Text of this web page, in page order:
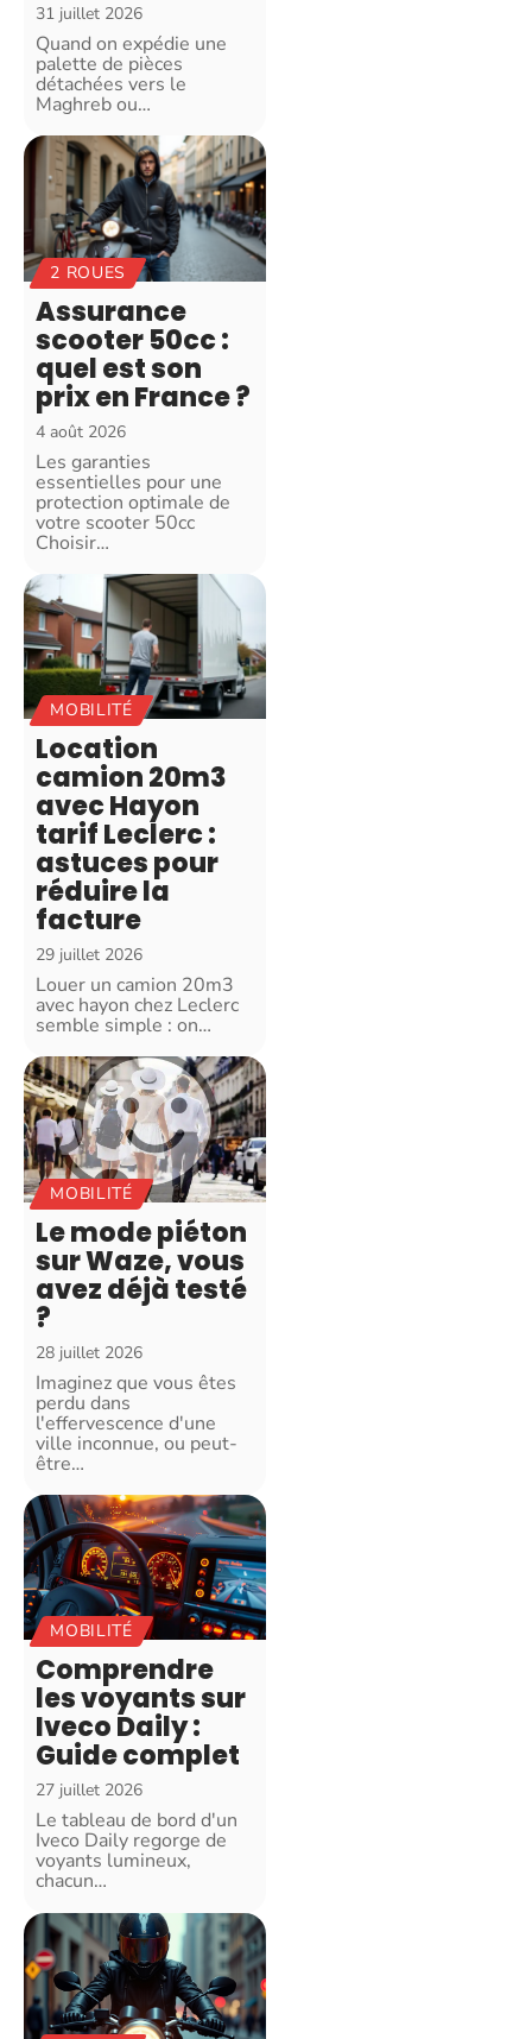
31 juillet 2026
Quand on expédie une
palette de pièces
détachées vers le
Maghreb ou…
2 ROUES
Assurance
scooter 50cc :
quel est son
prix en France ?
4 août 2026
Les garanties
essentielles pour une
protection optimale de
votre scooter 50cc
Choisir…
MOBILITÉ
Location
camion 20m3
avec Hayon
tarif Leclerc :
astuces pour
réduire la
facture
29 juillet 2026
Louer un camion 20m3
avec hayon chez Leclerc
semble simple : on…
MOBILITÉ
Le mode piéton
sur Waze, vous
avez déjà testé
?
28 juillet 2026
Imaginez que vous êtes
perdu dans
l'effervescence d'une
ville inconnue, ou peut-
être…
MOBILITÉ
Comprendre
les voyants sur
Iveco Daily :
Guide complet
27 juillet 2026
Le tableau de bord d'un
Iveco Daily regorge de
voyants lumineux,
chacun…